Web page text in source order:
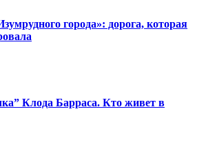
города»: дорога, которая
Клода Барраса. Кто живет в